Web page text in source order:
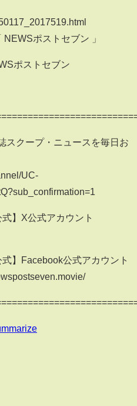
ポストセブン 」
ポストセブン
スクープ・ニュースを毎日お
UC-
】X公式アカウント
】Facebook公式アカウント